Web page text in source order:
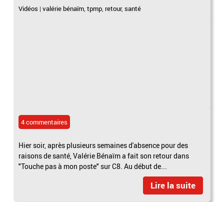
Vidéos |valérie bénaïm,tpmp, retour,santé
4 commentaires
Hier soir, après plusieurs semaines d'absence pour des
raisons de santé, Valérie Bénaïm a fait son retour dans
"Touche pas à mon poste" sur C8. Au début de...
Lire la suite